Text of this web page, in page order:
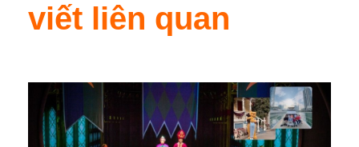
viết liên quan